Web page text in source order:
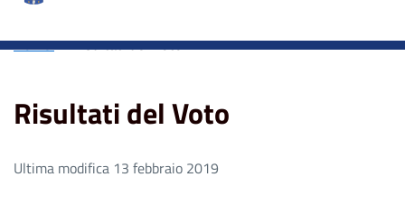
Home Risultati del Voto
Risultati del Voto
Ultima modifica 13 febbraio 2019